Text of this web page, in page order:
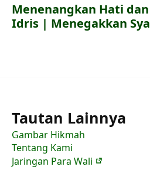
Menenangkan Hati
Idris | Menegakkan
Tautan Lainnya
Gambar Hikmah
Tentang Kami
Jaringan Para Wali